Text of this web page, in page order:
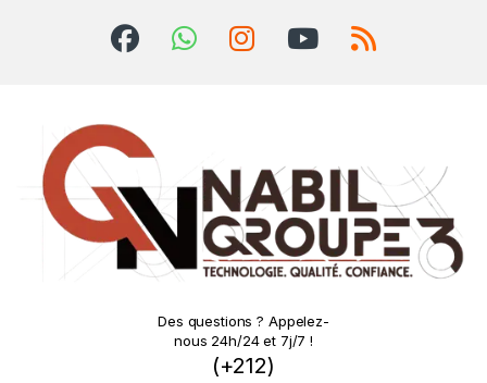
Des questions ? Appelez-
nous 24h/24 et 7j/7 !
(+212)